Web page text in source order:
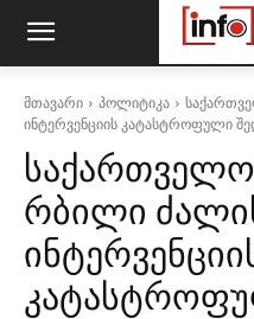
მთავარი პოლიტიკა
ინტერვენციის კატასტროფული
რბილი